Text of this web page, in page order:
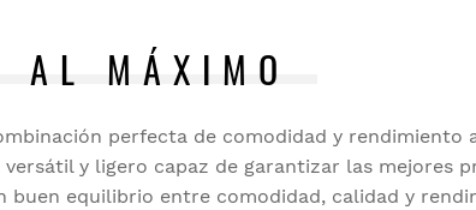
AL MÁXIMO
perfecta de comodidad y rendimiento
y ligero capaz de garantizar las mejores
equilibrio entre comodidad, calidad y